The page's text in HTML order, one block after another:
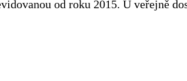
od roku 2015. U veřejně